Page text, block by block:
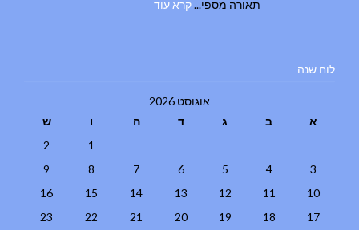
תאורה מספי...קרא עוד
לוח שנה
אוגוסט 2026
א
ב ג ד ה ו
ש
1
2
3
4
5
6
7
8
9
10
11
12
13
14
15
16
17
18
19
20
21
22
23